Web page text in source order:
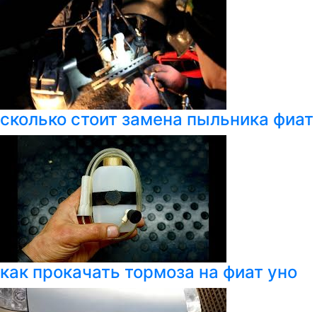
сколько стоит замена пыльника фиат
как прокачать тормоза на фиат уно